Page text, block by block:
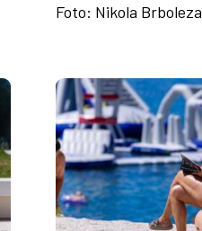
Foto: Nikola Brboleza